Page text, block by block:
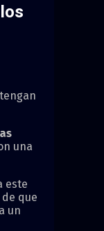
una
este
que
un